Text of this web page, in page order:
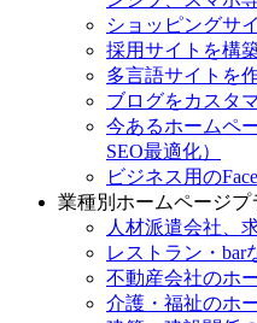
ショッピングサ
採用サイトを構
多言語サイトを
ブログをカスタ
今あるホームペ
SEO最適化）
ビジネス用の
業種別ホームページプ
人材派遣会社、
レストラン・bar
不動産会社のホ
介護・福祉のホ